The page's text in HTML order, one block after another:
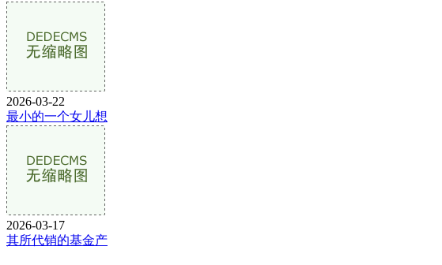
2026-03-22
最小的一个女儿想
2026-03-17
其所代销的基金产